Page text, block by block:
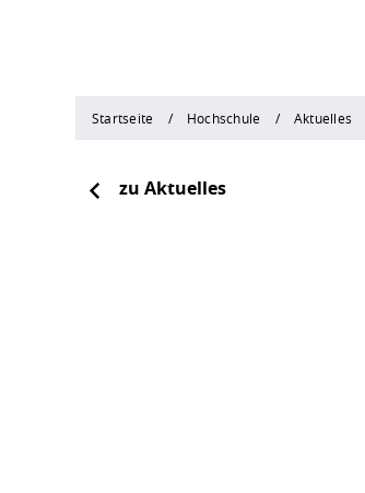
Startseite Hochschule Aktuelles
zu Aktuelles